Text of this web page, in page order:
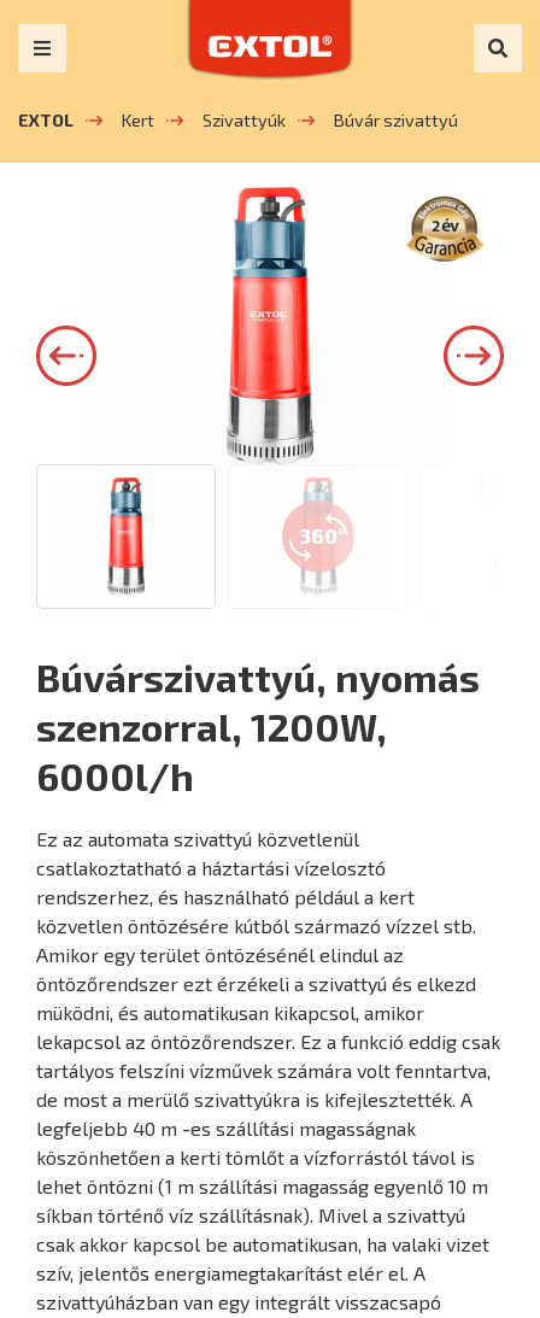
EXTOL Kert Szivattyúk Búvár szivattyú
360°
Búvárszivattyú, nyomás
szenzorral, 1200W,
6000l/h
Ez az automata szivattyú közvetlenül
csatlakoztatható a háztartási vízelosztó
rendszerhez, és használható például a kert
közvetlen öntözésére kútból származó vízzel stb.
Amikor egy terület öntözésénél elindul az
öntözőrendszer ezt érzékeli a szivattyú és elkezd
müködni, és automatikusan kikapcsol, amikor
lekapcsol az öntözőrendszer. Ez a funkció eddig csak
tartályos felszíni vízművek számára volt fenntartva,
de most a merülő szivattyúkra is kifejlesztették. A
legfeljebb 40 m -es szállítási magasságnak
köszönhetően a kerti tömlőt a vízforrástól távol is
lehet öntözni (1 m szállítási magasság egyenlő 10 m
síkban történő víz szállításnak). Mivel a szivattyú
csak akkor kapcsol be automatikusan, ha valaki vizet
szív, jelentős energiamegtakarítást elér el. A
szivattyúházban van egy integrált visszacsapó